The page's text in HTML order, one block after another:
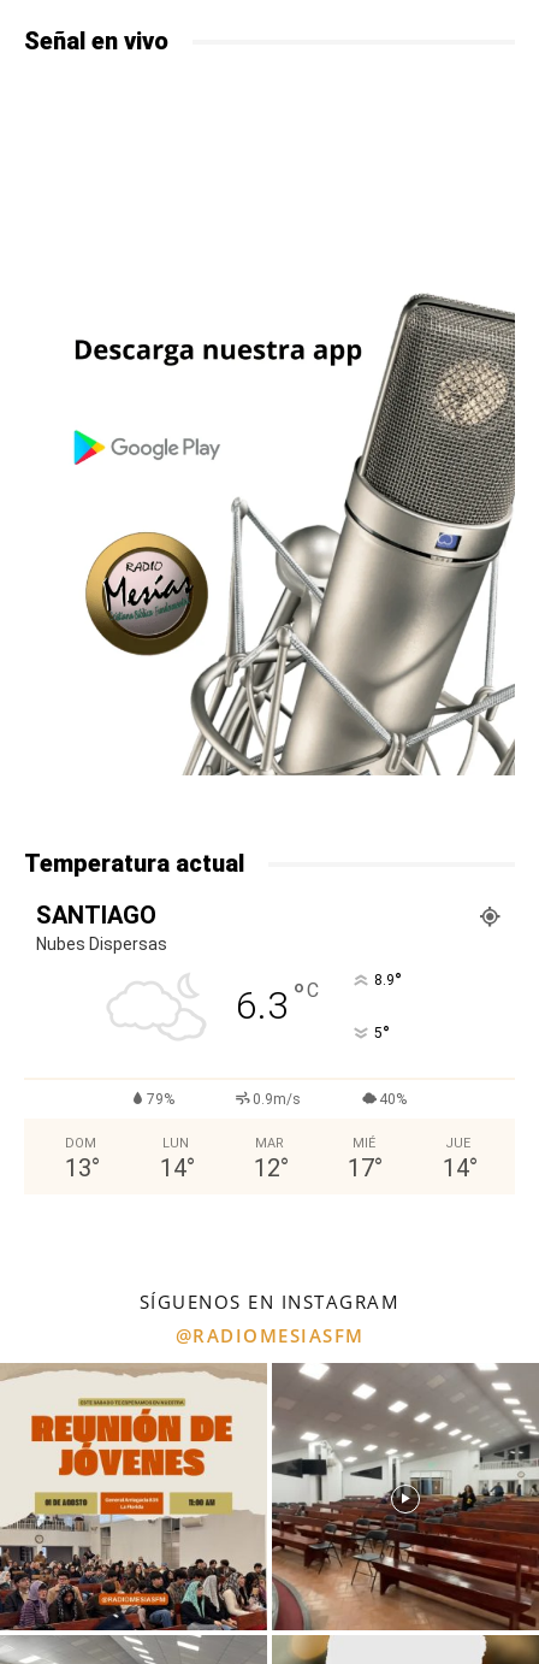
Señal en vivo
Temperatura actual
SANTIAGO
Nubes Dispersas
6.3 °C 8.9°
5°
79% 0.9m/s 40%
DOM
13°
LUN
14°
MAR
12°
MIÉ
17°
JUE
14°
SÍGUENOS EN INSTAGRAM
@RADIOMESIASFM